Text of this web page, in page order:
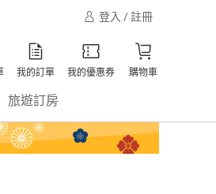
登入 / 註冊
我的訂單 我的優惠券 購物車
旅遊訂房